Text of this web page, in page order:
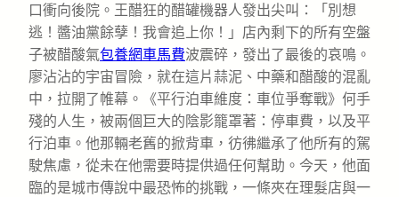
口衝向後院。王醋狂的醋罐機器人發出尖叫：「別想
逃！醬油黨餘孽！我會追上你！」店內剩下的所有空盤
子被醋酸氣包養網車馬費波震碎，發出了最後的哀鳴。
廖沾沾的宇宙冒險，就在這片蒜泥、中藥和醋酸的混亂
中，拉開了帷幕。《平行泊車維度：車位爭奪戰》何手
殘的人生，被兩個巨大的陰影籠罩著：停車費，以及平
行泊車。他那輛老舊的掀背車，彷彿繼承了他所有的駕
駛焦慮，從未在他需要時提供過任何幫助。今天，他面
臨的是城市傳說中最恐怖的挑戰，一條夾在理髮店與一